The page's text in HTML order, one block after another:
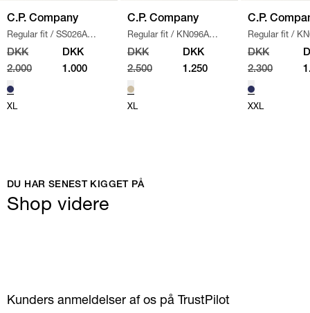
C.P. Company
Regular fit / SS026A
005086W SWEATSHIRT
DKK
2.000
DKK
1.000
XL
C.P. Company
Regular fit / KN096A
110560A STRIK / SAND
DKK
2.500
DKK
1.250
XL
C.P.
Regular fit /
/ NAVY
DKK
2.300
XXL
DU HAR SENEST KIGGET PÅ
Shop videre
Kunders anmeldelser af os på TrustPilot